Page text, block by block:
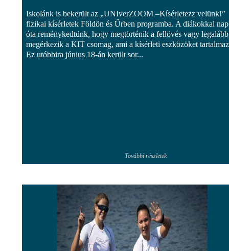
Iskolánk is bekerült az „UNIverZOOM –Kísérletezz velünk!”
fizikai kísérletek Földön és Űrben programba. A diákokkal
óta reménykedtünk, hogy megtörténik a fellövés vagy legalább
megérkezik a KIT csomag, ami a kísérleti eszközöket
Ez utóbbira június 18-án került sor...
További részletek